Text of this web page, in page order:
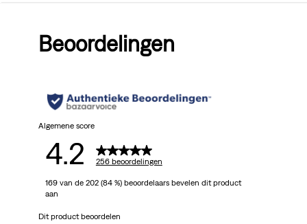
sterren.
256
beoordelingen
Beoordelingen
Algemene score
4.2 256 beoordelingen
169 van de 202 (84 %) beoordelaars bevelen dit product
aan
Dit product beoordelen